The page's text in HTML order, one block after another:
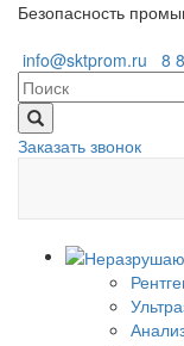
Безопасность
info@sktprom.ru
8
Заказать звонок